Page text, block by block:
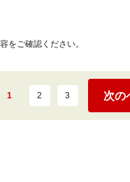
をご確認ください。
1 2 3 次の